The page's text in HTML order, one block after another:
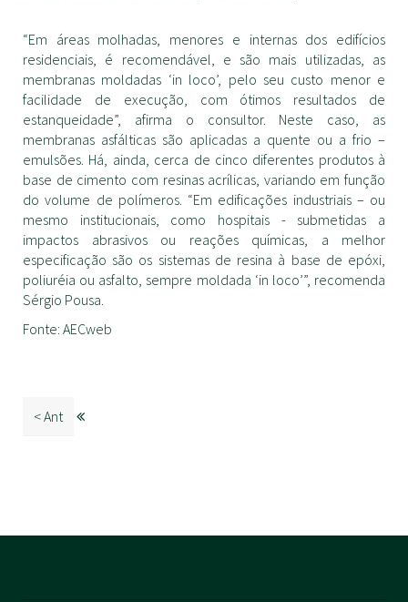
“Em áreas molhadas, menores e internas dos edifícios
residenciais, é recomendável, e são mais utilizadas, as
membranas moldadas ‘in loco’, pelo seu custo menor e
facilidade de execução, com ótimos resultados de
estanqueidade”, afirma o consultor. Neste caso, as
membranas asfálticas são aplicadas a quente ou a frio –
emulsões. Há, ainda, cerca de cinco diferentes produtos à
base de cimento com resinas acrílicas, variando em função
do volume de polímeros. “Em edificações industriais – ou
mesmo institucionais, como hospitais - submetidas a
impactos abrasivos ou reações químicas, a melhor
especificação são os sistemas de resina à base de epóxi,
poliuréia ou asfalto, sempre moldada ‘in loco’”, recomenda
Sérgio Pousa.
Fonte: AECweb
< Ant